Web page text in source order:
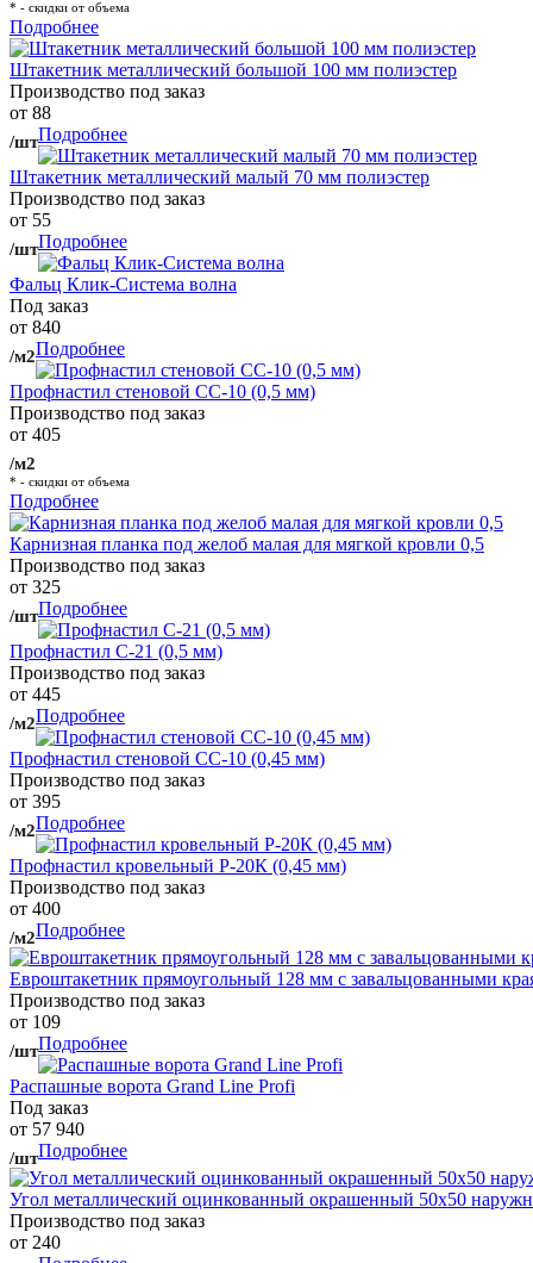
* - скидки от объема
Подробнее
Штакетник металлический большой 100 мм полиэстер
Производство под заказ
от 88
/штПодробнее
Штакетник металлический малый 70 мм полиэстер
Производство под заказ
от 55
/штПодробнее
Фальц Клик-Система волна
Под заказ
от 840
/м2Подробнее
Профнастил стеновой СС-10 (0,5 мм)
Производство под заказ
от 405
/м2
* - скидки от объема
Подробнее
Карнизная планка под желоб малая для мягкой кровли 0,5
Производство под заказ
от 325
/штПодробнее
Профнастил С-21 (0,5 мм)
Производство под заказ
от 445
/м2Подробнее
Профнастил стеновой СС-10 (0,45 мм)
Производство под заказ
от 395
/м2Подробнее
Профнастил кровельный Р-20К (0,45 мм)
Производство под заказ
от 400
/м2Подробнее
Евроштакетник прямоугольный 128 мм с завальцованными
Производство под заказ
от 109
/штПодробнее
Распашные ворота Grand Line Profi
Под заказ
от 57 940
/штПодробнее
Угол металлический оцинкованный окрашенный 50х50
Производство под заказ
от 240